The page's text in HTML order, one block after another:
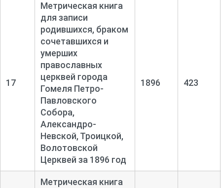
17
Метрическая книга
для записи
родившихся, браком
сочетавшихся и
умерших
православных
церквей города
Гомеля Петро-
Павловского
Собора,
Александро-
Невской, Троицкой,
Волотовской
Церквей за 1896 год
1896 423
Метрическая книга